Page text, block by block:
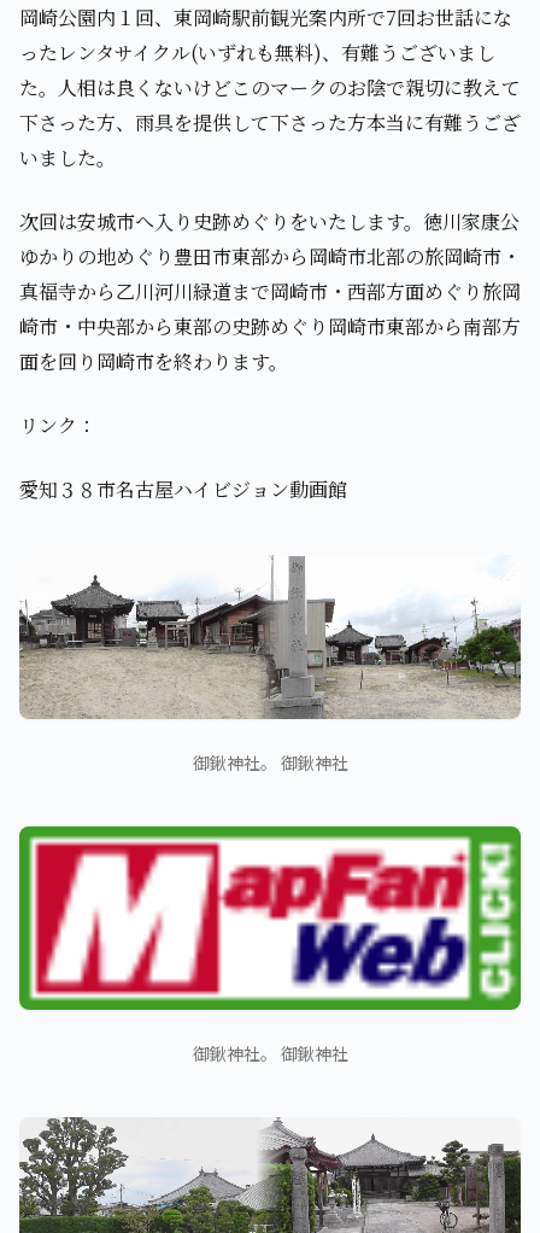
岡崎公園内１回、東岡崎駅前観光案内所で7回お世話にな
ったレンタサイクル(いずれも無料)、有難うございまし
た。人相は良くないけどこのマークのお陰で親切に教えて
下さった方、雨具を提供して下さった方本当に有難うござ
いました。
次回は安城市へ入り史跡めぐりをいたします。徳川家康公
ゆかりの地めぐり豊田市東部から岡崎市北部の旅岡崎市・
真福寺から乙川河川緑道まで岡崎市・西部方面めぐり旅岡
崎市・中央部から東部の史跡めぐり岡崎市東部から南部方
面を回り岡崎市を終わります。
リンク：
愛知３８市名古屋ハイビジョン動画館
御鍬神社。 御鍬神社
御鍬神社。 御鍬神社